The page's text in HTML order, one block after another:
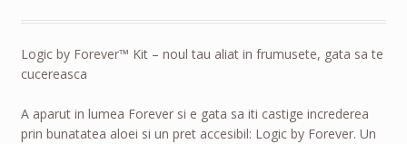
Logic by Forever™ Kit – noul tau aliat in frumusete, gata sa te
cucereasca
A aparut in lumea Forever si e gata sa iti castige increderea
prin bunatatea aloei si un pret accesibil: Logic by Forever. Un